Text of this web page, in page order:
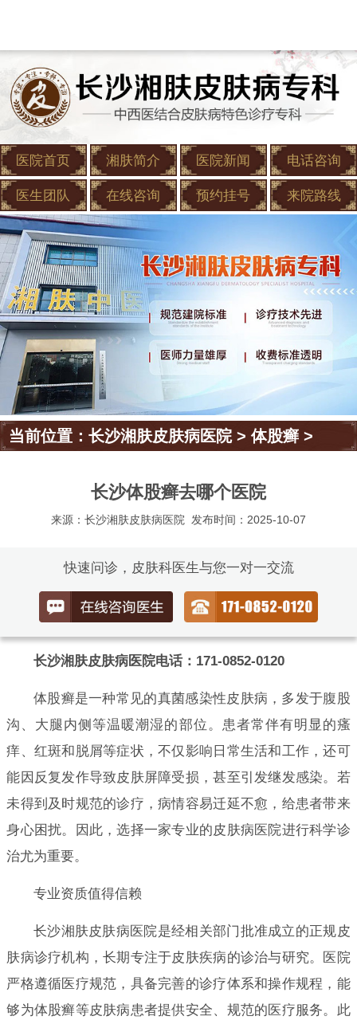
医院首页 湘肤简介 医院新闻 电话咨询
医生团队 在线咨询 预约挂号 来院路线
当前位置：长沙湘肤皮肤病医院>体股癣 >
长沙体股癣去哪个医院
来源：长沙湘肤皮肤病医院 发布时间：2025-10-07
快速问诊，皮肤科医生与您一对一交流
长沙湘肤皮肤病医院电话：171-0852-0120
体股癣是一种常见的真菌感染性皮肤病，多发于腹股
沟、大腿内侧等温暖潮湿的部位。患者常伴有明显的瘙
痒、红斑和脱屑等症状，不仅影响日常生活和工作，还可
能因反复发作导致皮肤屏障受损，甚至引发继发感染。若
未得到及时规范的诊疗，病情容易迁延不愈，给患者带来
身心困扰。因此，选择一家专业的皮肤病医院进行科学诊
治尤为重要。
专业资质值得信赖
长沙湘肤皮肤病医院是经相关部门批准成立的正规皮
肤病诊疗机构，长期专注于皮肤疾病的诊治与研究。医院
严格遵循医疗规范，具备完善的诊疗体系和操作规程，能
够为体股癣等皮肤病患者提供安全、规范的医疗服务。此